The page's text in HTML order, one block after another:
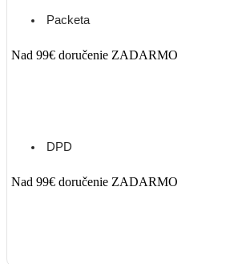
Packeta
Nad 99€ doručenie ZADARMO
DPD
Nad 99€ doručenie ZADARMO